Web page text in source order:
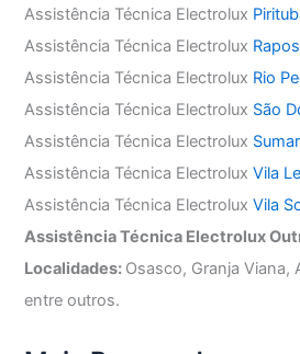
Assistência Técnica Electrolux
Assistência Técnica Electrolux
Assistência Técnica Electrolux Rio
Assistência Técnica Electrolux São
Assistência Técnica Electrolux
Assistência Técnica ElectroluxVila
Assistência Técnica ElectroluxVila
Assistência Técnica Electrolux
Localidades: Osasco, Granja Viana,
entre outros.